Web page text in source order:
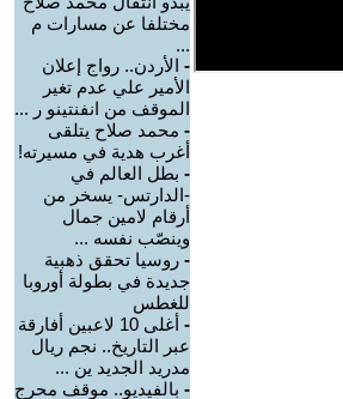
مختلفا عن مسارات م
...
- الأردن.. رواج إعلان
الأمير علي عدم تغير
الموقف من انفنتينو ر ...
- محمد صلاح يتلقى
أغرب هدية في مسيرته!
- بطل العالم في
-الدارتس- يسخر من
أرقام لامين جمال
وينصّب نفسه ...
- روسيا تحقق ذهبية
جديدة في بطولة أوروبا
للغطس
-
أغلى 10 لاعبين أفارقة
عبر التاريخ.. نجم ريال
مدريد الجديد ين ...
- بالفيديو.. موقف محرج